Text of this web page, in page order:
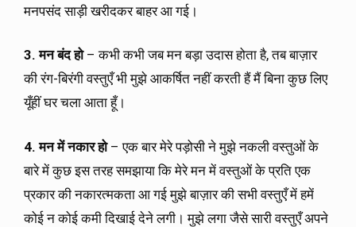
मनपसंद साड़ी खरीदकर बाहर आ गई।
3. मन बंद हो– कभी कभी जब मन बड़ा उदास होता है, तब बाज़ार
की रंग-बिरंगी वस्तुएँ भी मुझे आकर्षित नहीं करती हैं मैं बिना कुछ लिए
यूँहीं घर चला आता हूँ।
4. मन में नकार हो– एक बार मेरे पड़ोसी ने मुझे नकली वस्तुओं के
बारे में कुछ इस तरह समझाया कि मेरे मन में वस्तुओं के प्रति एक
प्रकार की नकारत्मकता आ गई मुझे बाज़ार की सभी वस्तुएँ में हमें
कोई न कोई कमी दिखाई देने लगी। मुझे लगा जैसे सारी वस्तुएँ अपने